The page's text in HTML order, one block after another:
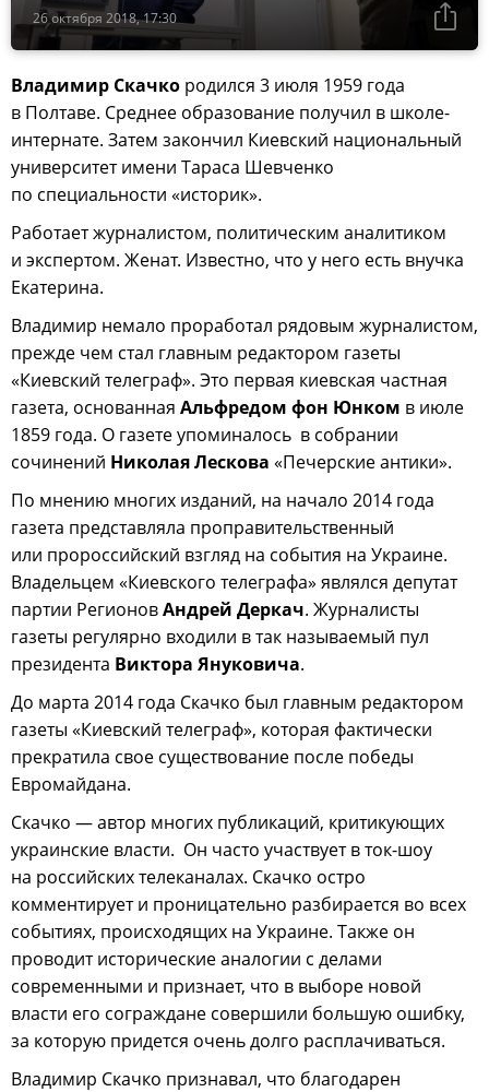
26 октября 2018, 17:30
Владимир Скачко родился 3 июля 1959 года
в Полтаве. Среднее образование получил в школе-
интернате. Затем закончил Киевский национальный
университет имени Тараса Шевченко
по специальности «историк».
Работает журналистом, политическим аналитиком
и экспертом. Женат. Известно, что у него есть внучка
Екатерина.
Владимир немало проработал рядовым журналистом,
прежде чем стал главным редактором газеты
«Киевский телеграф». Это первая киевская частная
газета, основанная Альфредом фон Юнком в июле
1859 года. О газете упоминалось в собрании
сочинений Николая Лескова «Печерские антики».
По мнению многих изданий, на начало 2014 года
газета представляла проправительственный
или пророссийский взгляд на события на Украине.
Владельцем «Киевского телеграфа» являлся депутат
партии РегионовАндрей Деркач. Журналисты
газеты регулярно входили в так называемый пул
президента Виктора Януковича.
До марта 2014 года Скачко был главным редактором
газеты «Киевский телеграф», которая фактически
прекратила свое существование после победы
Евромайдана.
Скачко — автор многих публикаций, критикующих
украинские власти. Он часто участвует в ток-шоу
на российских телеканалах. Скачко остро
комментирует и проницательно разбирается во всех
событиях, происходящих на Украине. Также он
проводит исторические аналогии с делами
современными и признает, что в выборе новой
власти его сограждане совершили большую ошибку,
за которую придется очень долго расплачиваться.
Владимир Скачко признавал, что благодарен